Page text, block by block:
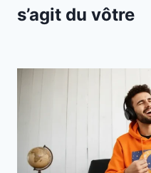
s’agit du vôtre